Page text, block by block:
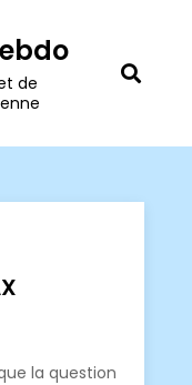
de
la question